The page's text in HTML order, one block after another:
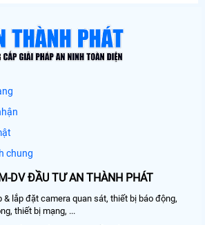
chung
DV ĐẦU TƯ AN THÀNH PHÁT
lắp đặt camera quan sát, thiết bị báo động,
thiết bị mạng, ...